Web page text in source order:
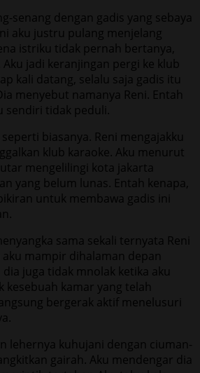
senang dengan gadis yang sebaya
aku justru pulang menjelang
istriku tidak pernah bertanya,
jadi keranjingan pergi ke klub
kali datang, selalu saja gadis itu
menyebut namanya Reni. Entah
sendiri tidak peduli.
biasanya. Reni mengajakku
klub karaoke. Aku menurut
mengelilingi kota jakarta
yang belum lunas. Entah kenapa,
untuk membawa gadis ini
sama sekali ternyata Reni
mampir dihalaman depan
juga tidak mnolak ketika aku
kesebuah kamar yang telah
bergerak aktif menelusuri
lehernya kuhujani dengan ciuman-
gairah. Aku mendengar dia